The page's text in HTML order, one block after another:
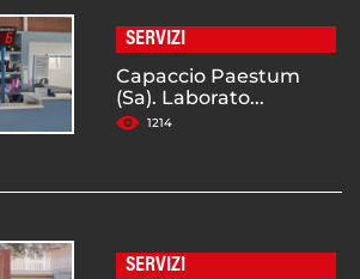
SERVIZI
Capaccio Paestum
(Sa). Laborato...
1214
SERVIZI